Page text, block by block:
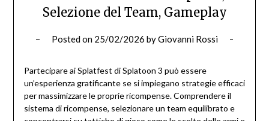
Selezione del Team, Gameplay
Posted on 25/02/2026 byGiovanni Rossi
Partecipare ai Splatfest di Splatoon 3 può essere
un’esperienza gratificante se si impiegano strategie efficaci
per massimizzare le proprie ricompense. Comprendere il
sistema di ricompense, selezionare un team equilibrato e